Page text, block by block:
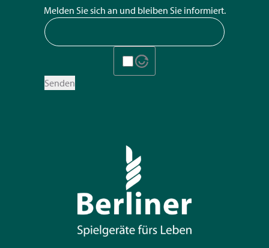
Melden Sie sich an und bleiben Sie informiert.
Senden